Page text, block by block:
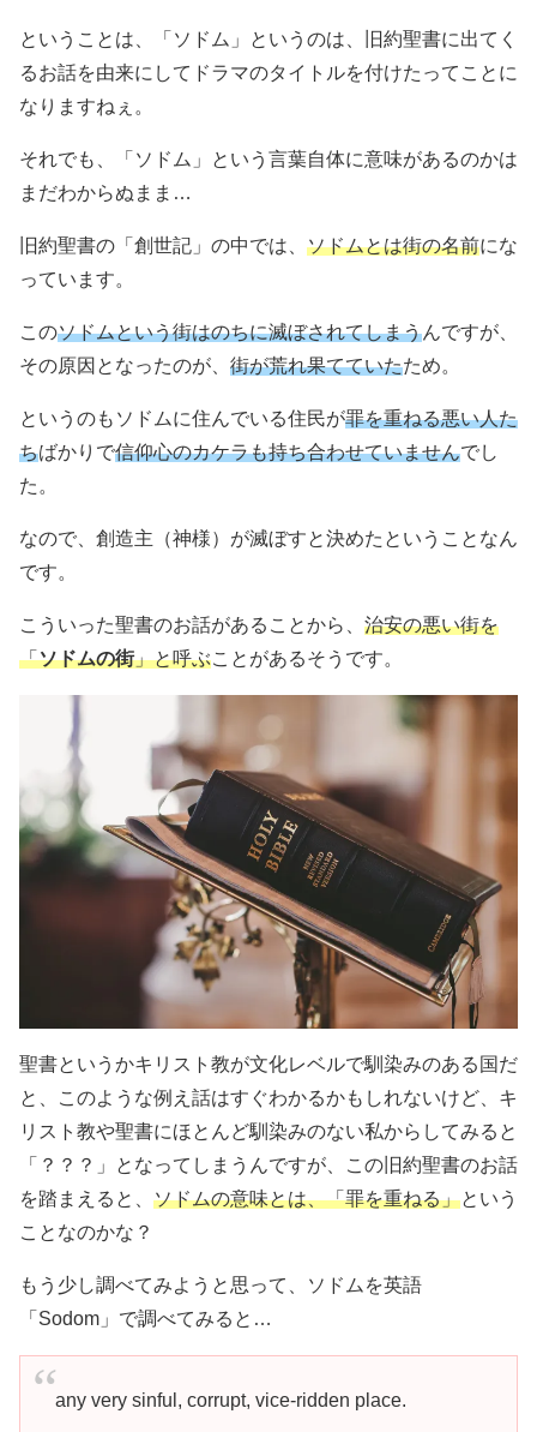
ということは、「ソドム」というのは、旧約聖書に出てく
るお話を由来にしてドラマのタイトルを付けたってことに
なりますねぇ。
それでも、「ソドム」という言葉自体に意味があるのかは
まだわからぬまま…
旧約聖書の「創世記」の中では、 ソドムとは街の名前にな
っています。
このソドムという街はのちに滅ぼされてしまうんですが、
その原因となったのが、 街が荒れ果てていたため。
というのもソドムに住んでいる住民が罪を重ねる悪い人た
ちばかりで信仰心のカケラも持ち合わせていませんでし
た。
なので、創造主（神様）が滅ぼすと決めたということなん
です。
こういった聖書のお話があることから、 治安の悪い街を
「ソドムの街」と呼ぶことがあるそうです。
聖書というかキリスト教が文化レベルで馴染みのある国だ
と、このような例え話はすぐわかるかもしれないけど、キ
リスト教や聖書にほとんど馴染みのない私からしてみると
「？？？」となってしまうんですが、この旧約聖書のお話
を踏まえると、 ソドムの意味とは、「罪を重ねる」という
ことなのかな？
もう少し調べてみようと思って、ソドムを英語
「Sodom」で調べてみると…
any very sinful, corrupt, vice-ridden place.